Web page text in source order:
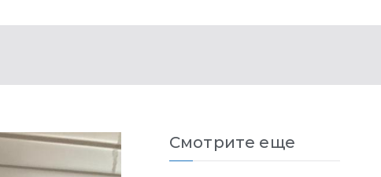
Смотрите еще